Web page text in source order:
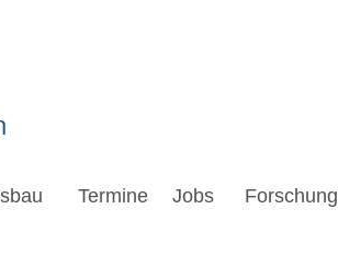
Termine Jobs Forschung